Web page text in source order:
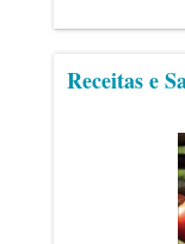
Receitas e